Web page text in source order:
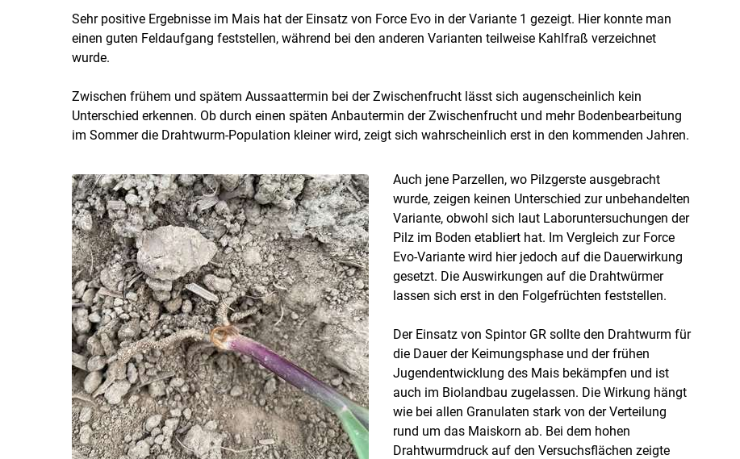
Sehr positive Ergebnisse im Mais hat der Einsatz von Force Evo in der Variante 1 gezeigt. Hier konnte man
einen guten Feldaufgang feststellen, während bei den anderen Varianten teilweise Kahlfraß verzeichnet
wurde.
Zwischen frühem und spätem Aussaattermin bei der Zwischenfrucht lässt sich augenscheinlich kein
Unterschied erkennen. Ob durch einen späten Anbautermin der Zwischenfrucht und mehr Bodenbearbeitung
im Sommer die Drahtwurm-Population kleiner wird, zeigt sich wahrscheinlich erst in den kommenden Jahren.
Auch jene Parzellen, wo Pilzgerste ausgebracht
wurde, zeigen keinen Unterschied zur unbehandelten
Variante, obwohl sich laut Laboruntersuchungen der
Pilz im Boden etabliert hat. Im Vergleich zur Force
Evo-Variante wird hier jedoch auf die Dauerwirkung
gesetzt. Die Auswirkungen auf die Drahtwürmer
lassen sich erst in den Folgefrüchten feststellen.
Der Einsatz von Spintor GR sollte den Drahtwurm für
die Dauer der Keimungsphase und der frühen
Jugendentwicklung des Mais bekämpfen und ist
auch im Biolandbau zugelassen. Die Wirkung hängt
wie bei allen Granulaten stark von der Verteilung
rund um das Maiskorn ab. Bei dem hohen
Drahtwurmdruck auf den Versuchsflächen zeigte